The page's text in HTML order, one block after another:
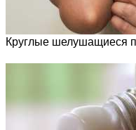
Круглые шелушащиеся